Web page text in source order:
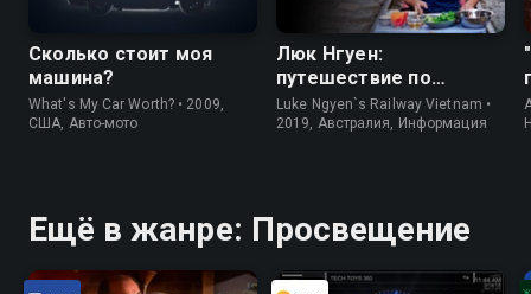
Сколько стоит моя
машина?
What's My Car Worth? • 2009,
США, Авто-мото
Люк Нгуен:
путешествие по
Вьетнаму
Luke Ngyen`s Railway Vietnam •
2019, Австралия, Информация
Ещё в жанре: Просвещение